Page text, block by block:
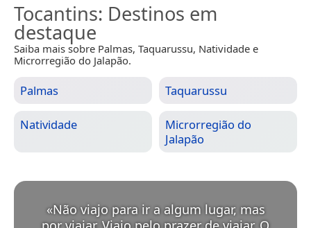
Tocantins: Destinos em
destaque
Saiba mais sobre Palmas, Taquarussu, Natividade e
Microrregião do Jalapão.
Palmas Taquarussu
Natividade
Microrregião do
Jalapão
«Não viajo para ir a algum lugar, mas